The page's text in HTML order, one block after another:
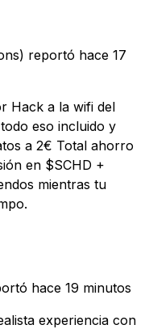
reportó hace 17
Hack a la wifi del
eso incluido y
a 2€ Total ahorro
en $SCHD +
mientras tu
hace 19 minutos
experiencia con